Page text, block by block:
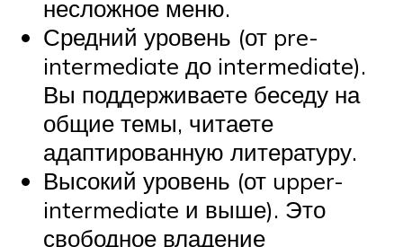
несложное меню.
Средний уровень (от pre-
intermediate до intermediate).
Вы поддерживаете беседу на
общие темы, читаете
адаптированную литературу.
Высокий уровень (от upper-
intermediate и выше). Это
свободное владение